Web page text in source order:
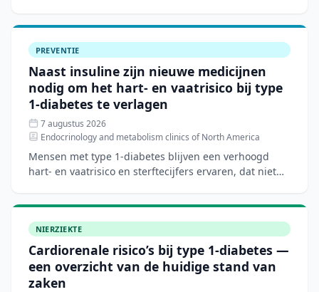
receptorantagoniste
PREVENTIE
Naast insuline zijn nieuwe medicijnen
nodig om het hart- en vaatrisico bij type
1-diabetes te verlagen
7 augustus 2026
Endocrinology and metabolism clinics of North America
Mensen met type 1-diabetes blijven een verhoogd
hart- en vaatrisico en sterftecijfers ervaren, dat niet
NIERZIEKTE
Cardiorenale risico’s bij type 1-diabetes —
een overzicht van de huidige stand van
zaken